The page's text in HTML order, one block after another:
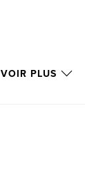
VOIR PLUS